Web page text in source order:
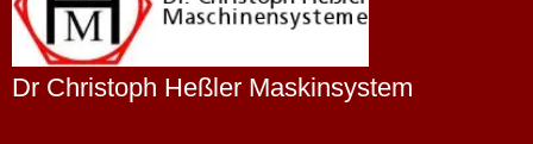
Dr Christoph Heßler Maskinsystem